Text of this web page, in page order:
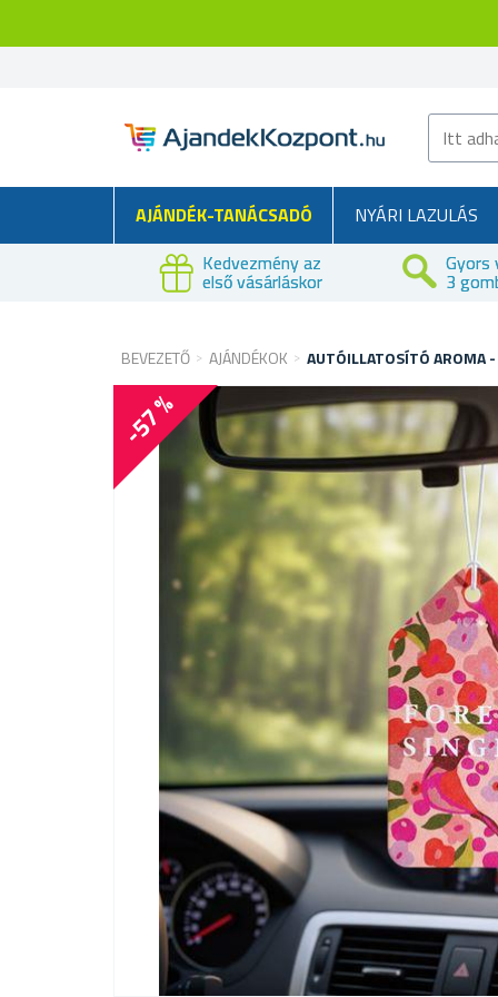
AJÁNDÉK-TANÁCSADÓ NYÁRI LAZULÁS
Kedvezmény az
első vásárláskor
Gyors
3
BEVEZETŐ AJÁNDÉKOK AUTÓILLATOSÍTÓ AROMA
-57 %